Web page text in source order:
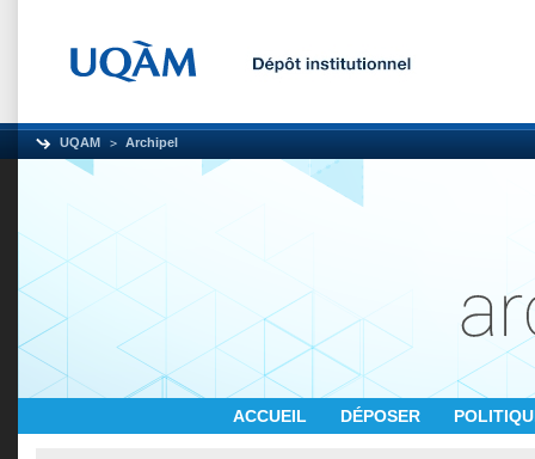
UQAM Archipel
ACCUEIL DÉPOSER